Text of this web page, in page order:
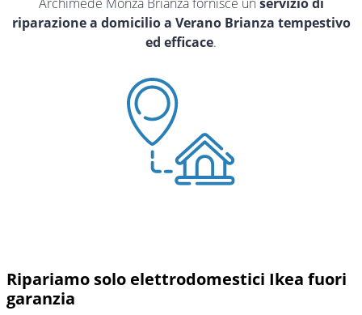
riparazione a domicilio a Verano Brianza tempestivo
ed efficace.
Ripariamo solo elettrodomestici Ikea fuori
garanzia